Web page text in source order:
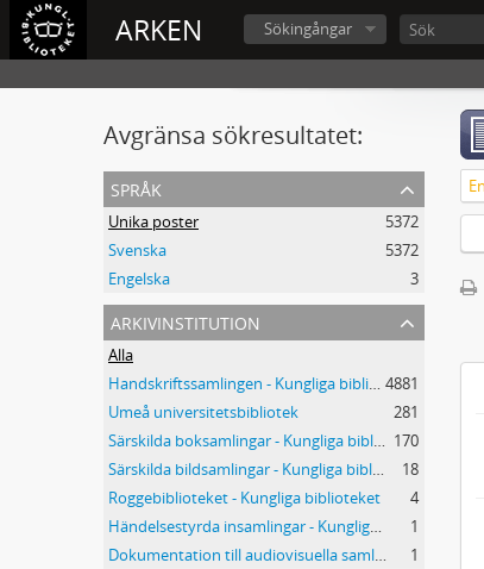
ARKEN Sökingångar
Avgränsa sökresultatet:
språk
Unika poster
5372
Svenska
5372
Engelska
3
arkivinstitution
Alla
Handskriftssamlingen - Kungliga biblioteket 4881
Umeå universitetsbibliotek
281
Särskilda boksamlingar - Kungliga biblioteket 170
Särskilda bildsamlingar - Kungliga biblioteket
18
Roggebiblioteket - Kungliga biblioteket
4
Händelsestyrda insamlingar - Kungliga biblioteket
1
Dokumentation till audiovisuella samlingar - Kungliga biblioteket
1